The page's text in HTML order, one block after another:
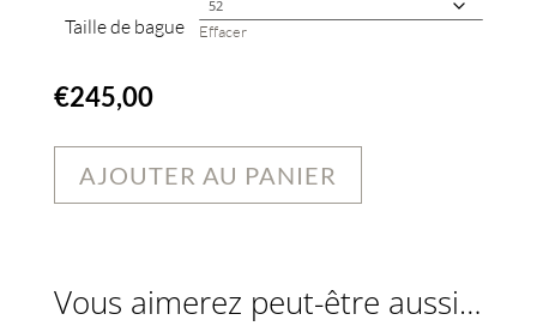
Taille de bague Effacer
€245,00
AJOUTER AU PANIER
Vous aimerez peut-être aussi…